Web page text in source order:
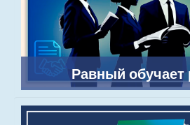
Равный обучает